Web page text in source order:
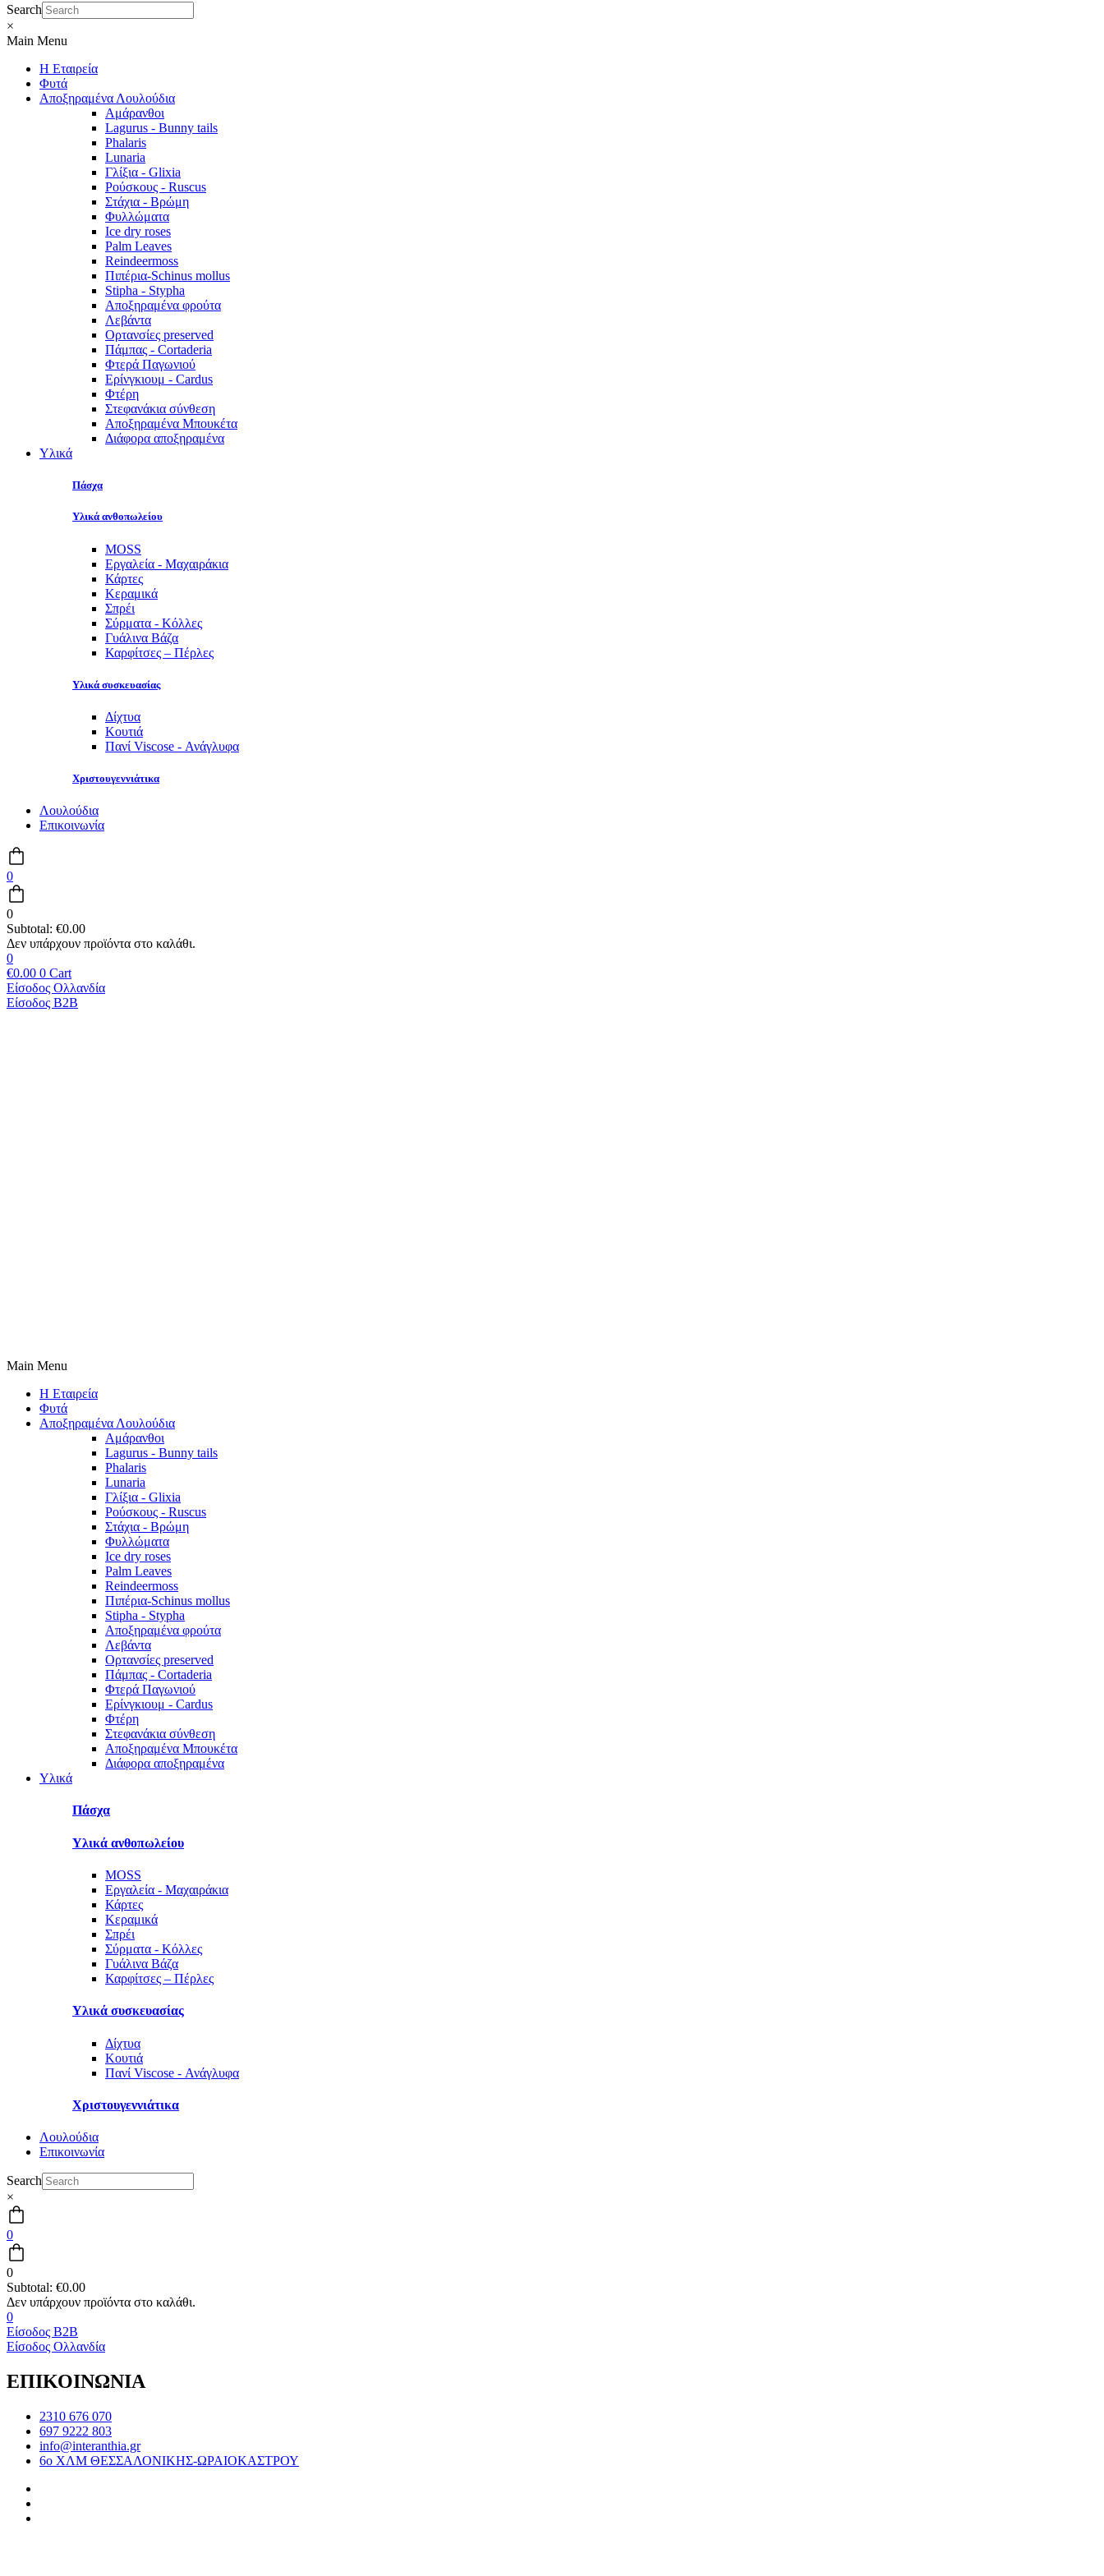
Search
×
Main Menu
Η Εταιρεία
Φυτά
Αποξηραμένα Λουλούδια
Αμάρανθοι
Lagurus - Bunny tails
Phalaris
Lunaria
Γλίξια - Glixia
Ρούσκους - Ruscus
Στάχια - Βρώμη
Φυλλώματα
Ice dry roses
Palm Leaves
Reindeermoss
Πιπέρια-Schinus mollus
Stipha - Stypha
Αποξηραμένα φρούτα
Λεβάντα
Ορτανσίες preserved
Πάμπας - Cortaderia
Φτερά Παγωνιού
Ερίνγκιουμ - Cardus
Φτέρη
Στεφανάκια σύνθεση
Αποξηραμένα Μπουκέτα
Διάφορα αποξηραμένα
Υλικά
Πάσχα
Υλικά ανθοπωλείου
MOSS
Εργαλεία - Μαχαιράκια
Κάρτες
Κεραμικά
Σπρέι
Σύρματα - Κόλλες
Γυάλινα Βάζα
Καρφίτσες – Πέρλες
Υλικά συσκευασίας
Δίχτυα
Κουτιά
Πανί Viscose - Ανάγλυφα
Χριστουγεννιάτικα
Λουλούδια
Επικοινωνία
0
0
Subtotal: €0.00
0
€0.00 0 Cart
Είσοδος Ολλανδία
Είσοδος B2B
Main Menu
Η Εταιρεία
Φυτά
Αποξηραμένα Λουλούδια
Αμάρανθοι
Lagurus - Bunny tails
Phalaris
Lunaria
Γλίξια - Glixia
Ρούσκους - Ruscus
Στάχια - Βρώμη
Φυλλώματα
Ice dry roses
Palm Leaves
Reindeermoss
Πιπέρια-Schinus mollus
Stipha - Stypha
Αποξηραμένα φρούτα
Λεβάντα
Ορτανσίες preserved
Πάμπας - Cortaderia
Φτερά Παγωνιού
Ερίνγκιουμ - Cardus
Φτέρη
Στεφανάκια σύνθεση
Αποξηραμένα Μπουκέτα
Διάφορα αποξηραμένα
Υλικά
Πάσχα
Υλικά ανθοπωλείου
MOSS
Εργαλεία - Μαχαιράκια
Κάρτες
Κεραμικά
Σπρέι
Σύρματα - Κόλλες
Γυάλινα Βάζα
Καρφίτσες – Πέρλες
Υλικά συσκευασίας
Δίχτυα
Κουτιά
Πανί Viscose - Ανάγλυφα
Χριστουγεννιάτικα
Λουλούδια
Επικοινωνία
Search
×
0
0
Subtotal: €0.00
0
Είσοδος B2B
Είσοδος Ολλανδία
ΕΠΙΚΟΙΝΩΝΙΑ
2310 676 070
697 9222 803
info@interanthia.gr
6ο ΧΛΜ ΘΕΣΣΑΛΟΝΙΚΗΣ-ΩΡΑΙΟΚΑΣΤΡΟΥ